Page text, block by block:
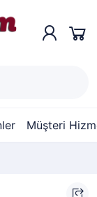
Müşteri